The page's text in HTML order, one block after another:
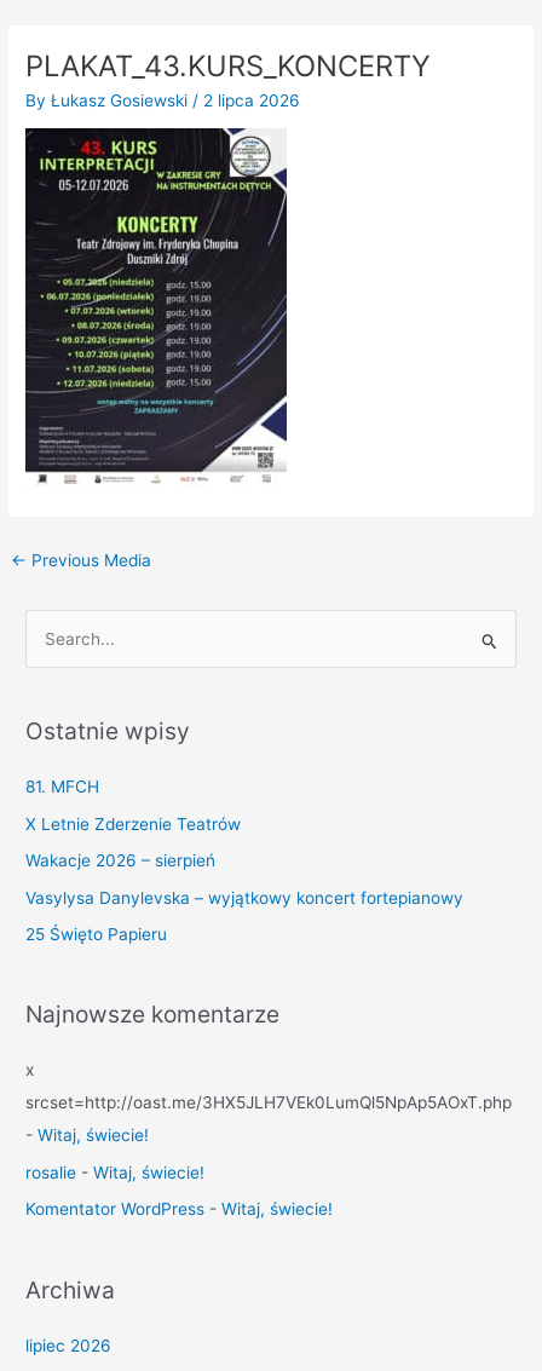
contentPLAKAT_43.KURS_KONCERTY
ByŁukasz Gosiewski / 2 lipca 2026
← Previous Media
r
o
r
:
Ostatnie wpisy
81. MFCH
X Letnie Zderzenie Teatrów
Wakacje 2026 – sierpień
Vasylysa Danylevska – wyjątkowy koncert fortepianowy
25 Święto Papieru
Najnowsze komentarze
x
srcset=http://oast.me/3HX5JLH7VEk0LumQl5NpAp5AOxT.php
-Witaj, świecie!
rosalie -Witaj, świecie!
Komentator WordPress -Witaj, świecie!
Archiwa
lipiec 2026